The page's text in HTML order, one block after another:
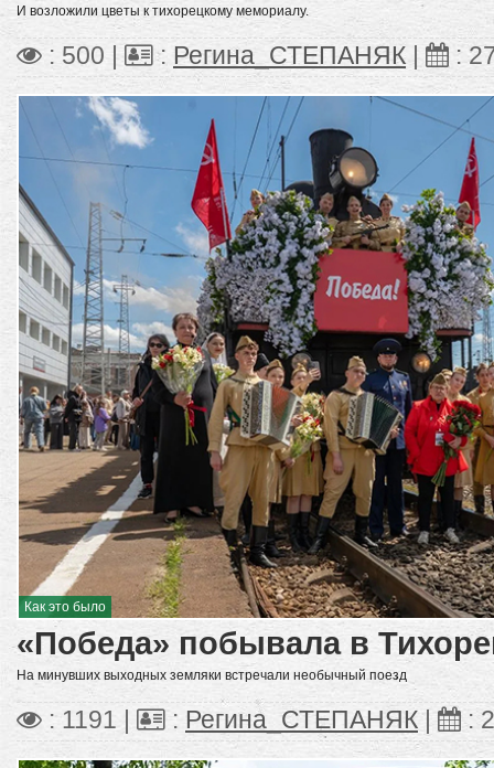
И возложили цветы к тихорецкому мемориалу.
: 500 | : Регина_СТЕПАНЯК :
Как это было
«Победа» побывала в
На минувших выходных земляки встречали необычный поезд
: 1191 | : Регина_СТЕПАНЯК| :